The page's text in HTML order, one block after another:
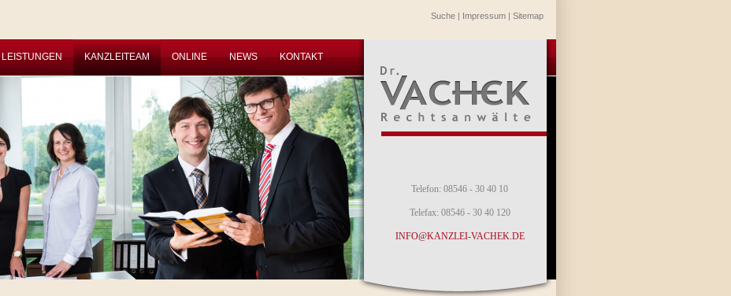
Suche| Impressum| Sitemap
LEISTUNGEN KANZLEITEAM ONLINE NEWS KONTAKT
Telefon: 08546 - 30 40 10
Telefax: 08546 - 30 40 120
INFO@KANZLEI-VACHEK.DE